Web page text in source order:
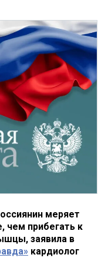
меряет
чем прибегать к
заявила в
кардиолог